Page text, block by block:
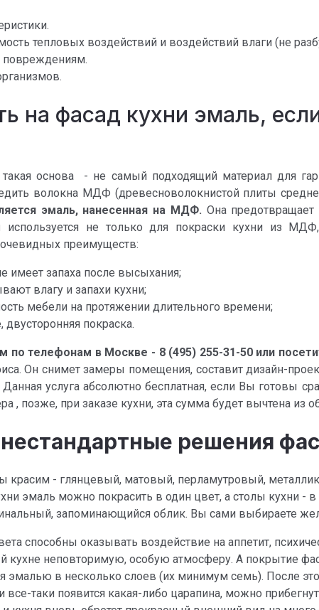
тепловых воздействий и воздействий влаги (не
повреждениям.
на фасад кухни эмаль,
основа - не самый подходящий материал для
волокна МДФ (древесноволокнистой плиты
эмаль, нанесенная на МДФ. Она
используется не только для покраски кухни из
преимуществ:
имеет запаха после высыхания;
влагу и запахи кухни;
мебели на протяжении длительного времени;
покраска.
по телефонам в Москве - 8 (495) 255-31-50 или
Он снимет замеры помещения, составит дизайн-
услуга абсолютно бесплатная, если Вы готовы
, позже, при заказе кухни, эта сумма будет вычтена из
решения
- глянцевый, матовый, перламутровый,
эмаль можно покрасить в один цвет, а столы кухни -
запоминающийся облик. Вы сами выбираете
способны оказывать воздействие на аппетит,
кухне неповторимую, особую атмосферу. А покрытие
в несколько слоев (их минимум семь). После
таки появится какая-либо царапина, можно